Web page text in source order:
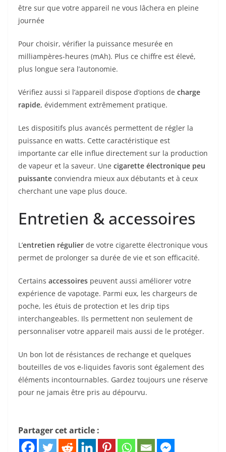
être sur que votre appareil ne vous lâchera en pleine
journée
Pour choisir, vérifier la puissance mesurée en
milliampères-heures (mAh). Plus ce chiffre est élevé,
plus longue sera l’autonomie.
Vérifiez aussi si l’appareil dispose d’options de charge
rapide, évidemment extrêmement pratique.
Les dispositifs plus avancés permettent de régler la
puissance en watts. Cette caractéristique est
importante car elle influe directement sur la production
de vapeur et la saveur. Une cigarette électronique peu
puissante conviendra mieux aux débutants et à ceux
cherchant une vape plus douce.
Entretien & accessoires
L’entretien régulier de votre cigarette électronique vous
permet de prolonger sa durée de vie et son efficacité.
Certains accessoires peuvent aussi améliorer votre
expérience de vapotage. Parmi eux, les chargeurs de
poche, les étuis de protection et les drip tips
interchangeables. Ils permettent non seulement de
personnaliser votre appareil mais aussi de le protéger.
Un bon lot de résistances de rechange et quelques
bouteilles de vos e-liquides favoris sont également des
éléments incontournables. Gardez toujours une réserve
pour ne jamais être pris au dépourvu.
Partager cet article :